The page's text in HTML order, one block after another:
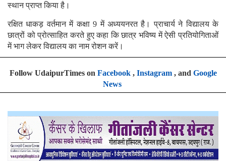
स्थान प्राप्त किया है।
रक्षित धाकड़ वर्तमान में कक्षा 9 में अध्ययनरत है। प्राचार्य ने विद्यालय के
छात्रों को प्रोत्साहित करते हुए कहा कि छात्र भविष्य में ऐसी प्रतियोगिताओं
में भाग लेकर विद्यालय का नाम रोशन करें।
Follow UdaipurTimes on Facebook, Instagram, and Google
News